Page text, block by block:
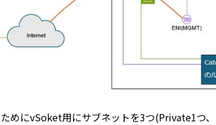
めにvSoket用にサブネットを3つ(Private1つ